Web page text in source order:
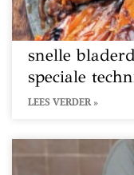
snelle
speciale
LEES VERDER »